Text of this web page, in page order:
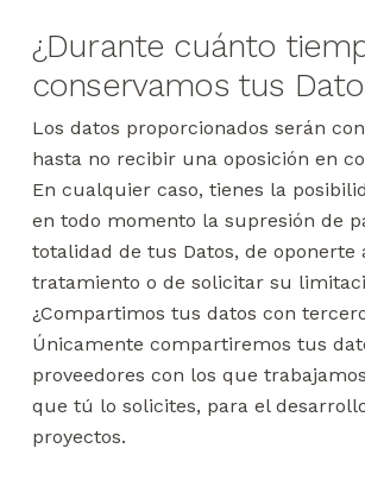
¿Durante cuánto
conservamos tus
Los datos proporcionados serán
hasta no recibir una oposición en
En cualquier caso, tienes la
en todo momento la supresión de
totalidad de tus Datos, de oponerte
tratamiento o de solicitar su
¿Compartimos tus datos con
Únicamente compartiremos tus
proveedores con los que
que tú lo solicites, para el
proyectos.